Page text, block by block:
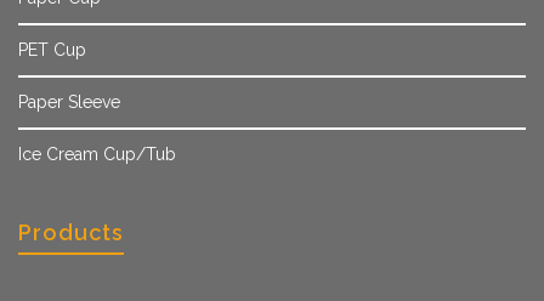
PET Cup
Paper Sleeve
Ice Cream Cup/Tub
Products